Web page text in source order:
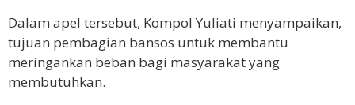
Dalam apel tersebut, Kompol Yuliati menyampaikan,
tujuan pembagian bansos untuk membantu
meringankan beban bagi masyarakat yang
membutuhkan.